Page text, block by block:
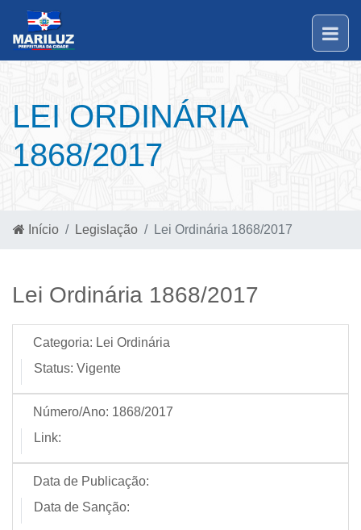
LEI ORDINÁRIA
1868/2017
Início Legislação Lei Ordinária 1868/2017
Lei Ordinária 1868/2017
Categoria: Lei Ordinária
Status: Vigente
Número/Ano: 1868/2017
Link:
Data de Publicação:
Data de Sanção: